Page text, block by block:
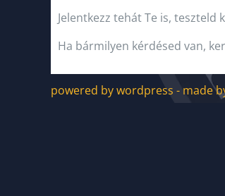
Jelentkezz tehát Te is, teszteld
Ha bármilyen kérdésed van,
powered by wordpress - made